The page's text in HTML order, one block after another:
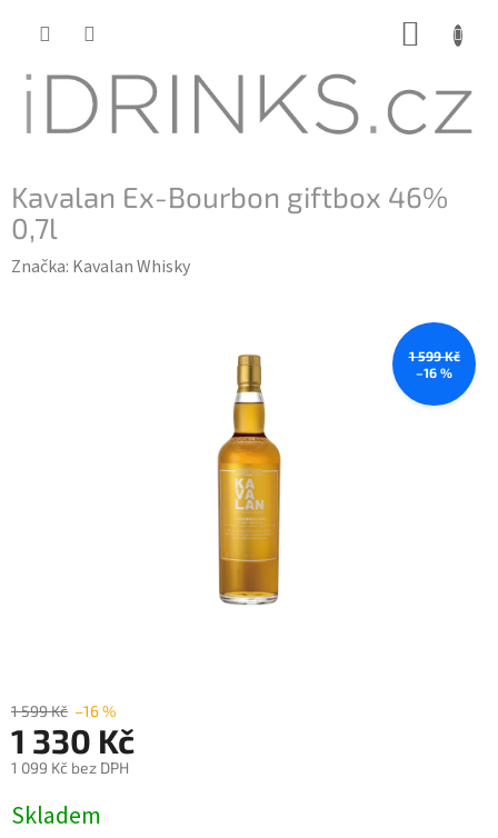
Kavalan Ex-Bourbon giftbox 46%
0,7l
Značka: Kavalan Whisky
1 599 Kč
–16 %
1 599 Kč –16 %
1 330 Kč
1 099 Kč bez DPH
cena:
Skladem